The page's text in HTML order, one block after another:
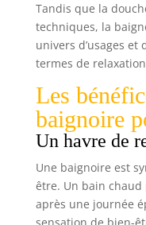
Tandis que la
techniques, la
univers d’usages
termes de
Les
baignoire
Un havre de
Une baignoire est
être. Un bain
après une journée